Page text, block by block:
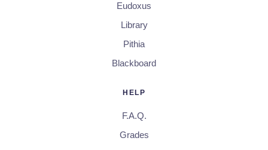
Eudoxus
Library
Pithia
Blackboard
HELP
F.A.Q.
Grades